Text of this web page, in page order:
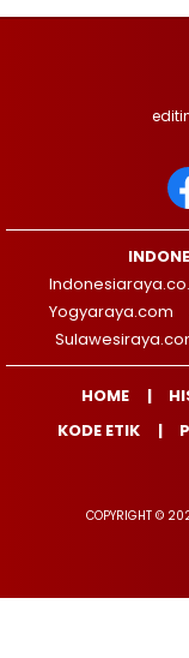
Yogyaraya.com
HOME
KODE ETIK
COPYRIGHT ©